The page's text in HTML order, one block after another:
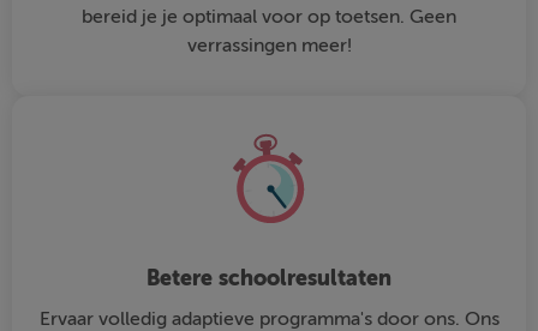
bereid je je optimaal voor op toetsen. Geen
verrassingen meer!
Betere schoolresultaten
Ervaar volledig adaptieve programma's door ons. Ons